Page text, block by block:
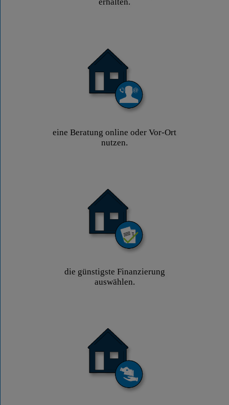
eine Beratung online oder Vor-Ort
nutzen.
die günstigste Finanzierung
auswählen.